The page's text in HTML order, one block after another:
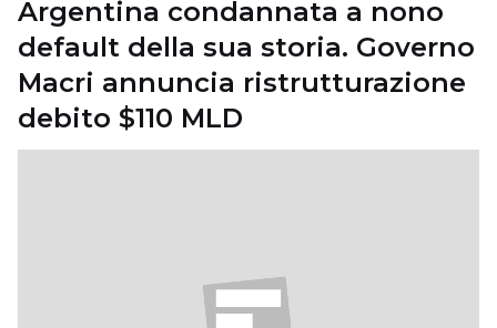
Argentina condannata a nono
default della sua storia. Governo
Macri annuncia ristrutturazione
debito $110 MLD